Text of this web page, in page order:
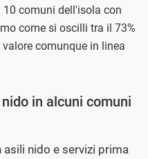
10 comuni dell'isola con
come si oscilli tra il 73%
comunque in linea
in alcuni comuni
nido e servizi prima